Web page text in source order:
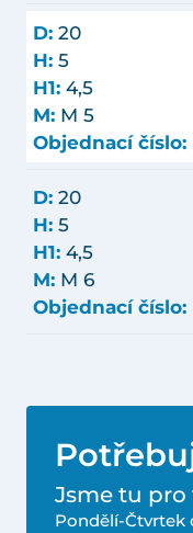
D: 20
H: 5
H1: 4,5
M: M 5
Objednací číslo:
D: 20
H: 5
H1: 4,5
M: M 6
Objednací číslo:
Jsme tu pro
Pondělí-Čtvrtek